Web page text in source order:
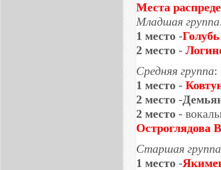
Места
Младшая
1 место -
2 место -
Средняя группа:
1 место -
2 место -
2 место -
Остроглядова
Старшая группа
1 место -